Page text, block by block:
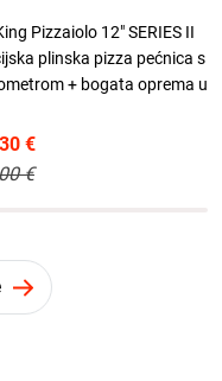
Pizzaiolo 12" SERIES II
plinska pizza pećnica s
+ bogata oprema u
€
€